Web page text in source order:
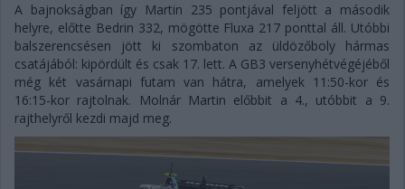
A bajnokságban így Martin 235 pontjával feljött a második
helyre, előtte Bedrin 332, mögötte Fluxa 217 ponttal áll. Utóbbi
balszerencsésen jött ki szombaton az üldözőboly hármas
csatájából: kipördült és csak 17. lett. A GB3 versenyhétvégéjéből
még két vasárnapi futam van hátra, amelyek 11:50-kor és
16:15-kor rajtolnak. Molnár Martin előbbit a 4., utóbbit a 9.
rajthelyről kezdi majd meg.